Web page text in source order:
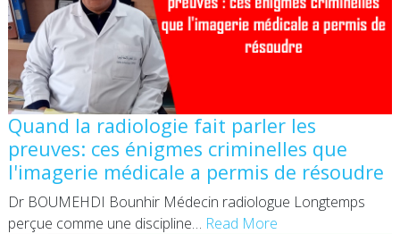
Quand la radiologie fait parler les
preuves: ces énigmes criminelles que
l'imagerie médicale a permis de résoudre
Dr BOUMEHDI Bounhir Médecin radiologue Longtemps
perçue comme une discipline… Read More